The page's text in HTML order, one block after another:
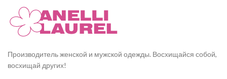
Производитель женской и мужской одежды. Восхищайся собой,
восхищай других!